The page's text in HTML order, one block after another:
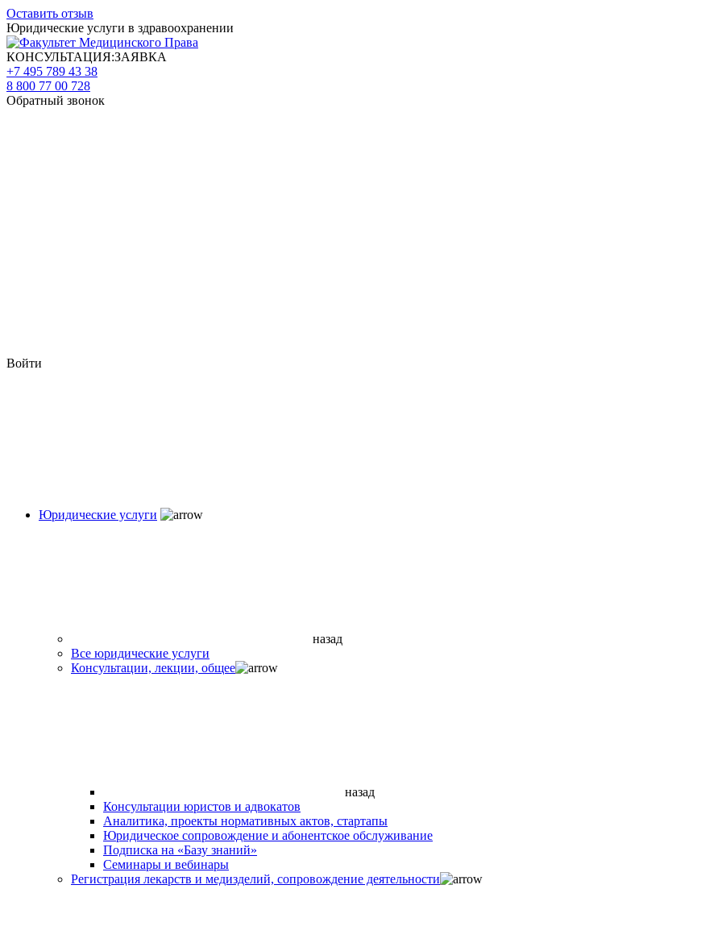
Оставить отзыв
Юридические услуги в здравоохранении
КОНСУЛЬТАЦИЯ:ЗАЯВКА
+7 495 789 43 38
8 800 77 00 728
Обратный звонок
Войти
Юридические услуги
назад
Все юридические услуги
Консультации, лекции, общее
назад
Консультации юристов и адвокатов
Аналитика, проекты нормативных актов, стартапы
Юридическое сопровождение и абонентское обслуживание
Подписка на «Базу знаний»
Семинары и вебинары
Регистрация лекарств и медизделий, сопровождение деятельности